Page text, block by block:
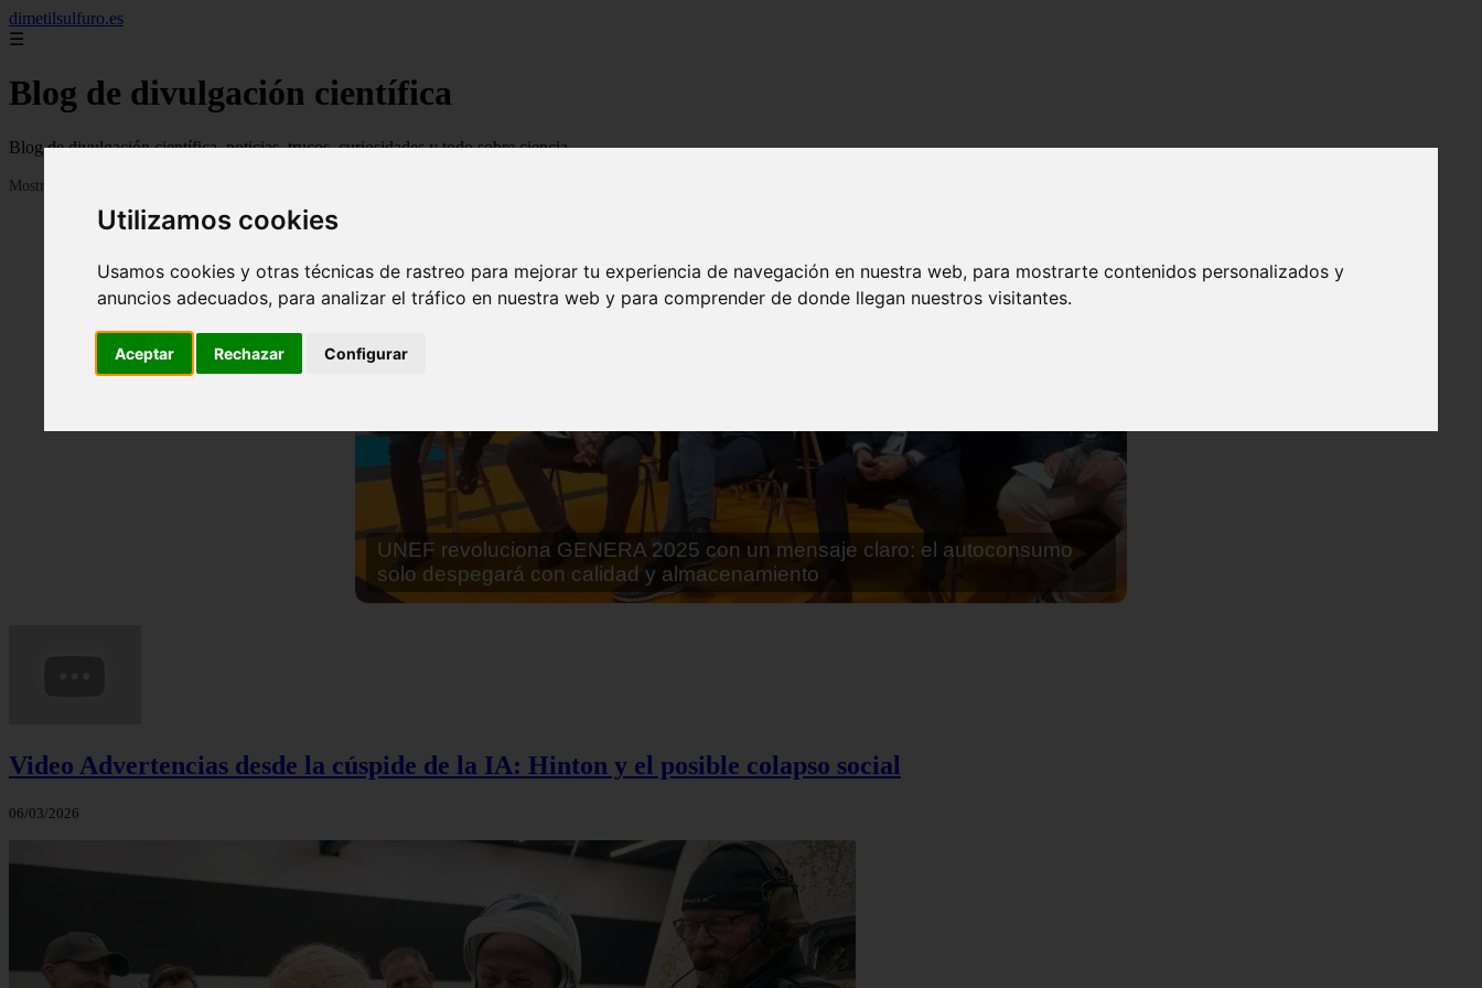
Utilizamos cookies
Usamos cookies y otras técnicas de rastreo para mejorar tu experiencia de navegación en nuestra web, para mostrarte contenidos personalizados y
anuncios adecuados, para analizar el tráfico en nuestra web y para comprender de donde llegan nuestros visitantes.
Aceptar Rechazar Configurar
dimetilsulfuro.es
☰
Blog de divulgación científica
Blog de divulgación científica, noticias, trucos, curiosidades y todo sobre ciencia
Mostrando 1 - 24 de 907 artículos
En África harán lo que parecía imposible: Utilizarán moléculas de agua para
cocinar sus alimentos
Video Advertencias desde la cúspide de la IA: Hinton y el posible colapso social
06/03/2026